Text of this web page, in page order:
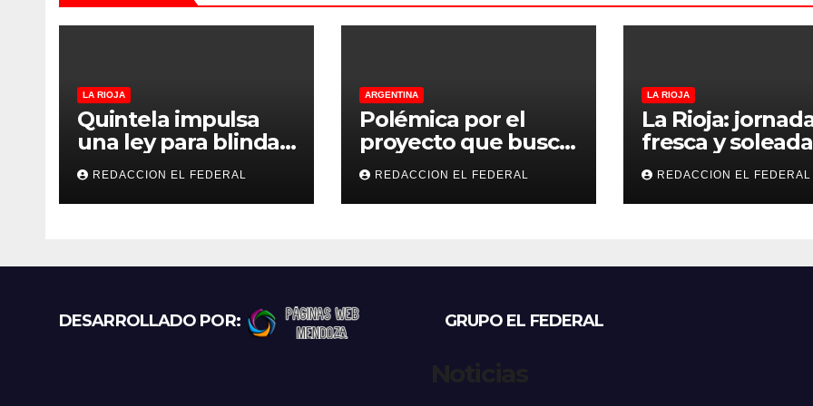
d
s
LA RIOJA
Quintela impulsa
una ley para blindar
las tierras rurales de
La Rioja: cuáles son
los principales
REDACCION EL FEDERAL
ARGENTINA
Polémica por el
proyecto que busca
regular criaderos y
refugios de perros y
gatos: denuncian
REDACCION EL FEDERAL
LA RIOJA
La Rioja:
fresca y soleada
este jueves, con
temperaturas
estables para el
REDACCION EL FEDERAL
DESARROLLADO POR: GRUPO EL FEDERAL